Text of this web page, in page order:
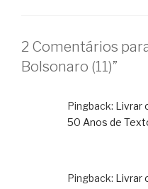
2 Comentários
Bolsonaro (11)”
Pingback: Livrar
50 Anos de
Pingback: Livrar